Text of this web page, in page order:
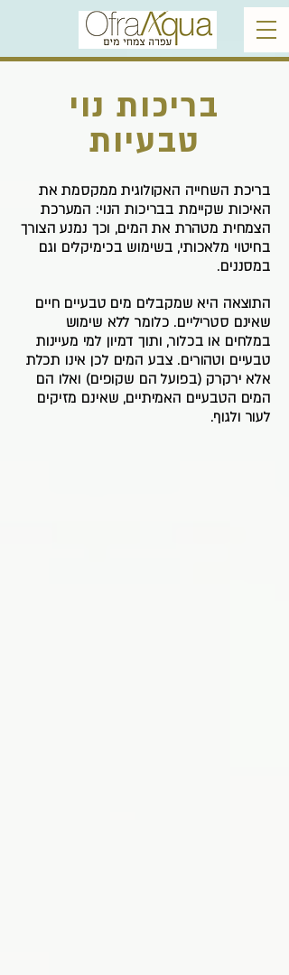
בריכות נוי
טבעיות
בריכת השחייה האקולוגית ממקסמת את
האיכות שקיימת בבריכות הנוי: המערכת
הצמחית מטהרת את המים, וכך נמנע הצורך
בחיטוי מלאכותי, בשימוש בכימיקלים וגם
במסננים.
התוצאה היא שמקבלים מים טבעיים חיים
שאינם סטריליים. כלומר ללא שימוש
במלחים או בכלור, ותוך דמיון למי מעיינות
טבעיים וטהורים. צבע המים לכן אינו תכלת
אלא ירקרק (בפועל הם שקופים) ואלו הם
המים הטבעיים האמיתיים, שאינם מזיקים
לעור ולגוף.